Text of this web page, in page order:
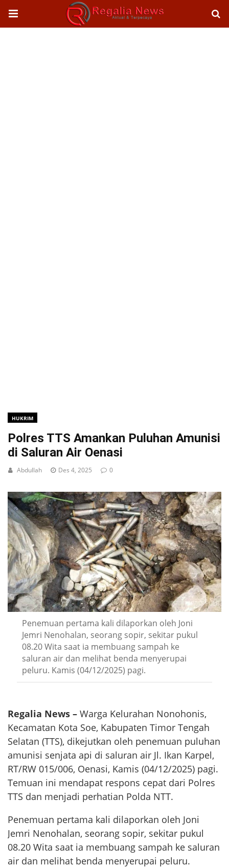
HUKRIM
Polres TTS Amankan Puluhan Amunisi
di Saluran Air Oenasi
Abdullah Des 4, 2025 0
Penemuan pertama kali dilaporkan oleh Joni
Jemri Nenohalan, seorang sopir, sekitar pukul
08.20 Wita saat ia membuang sampah ke
saluran air dan melihat benda menyerupai
peluru. Kamis (04/12/2025) pagi.
Regalia News – Warga Kelurahan Nonohonis,
Kecamatan Kota Soe, Kabupaten Timor Tengah
Selatan (TTS), dikejutkan oleh penemuan puluhan
amunisi senjata api di saluran air Jl. Ikan Karpel,
RT/RW 015/006, Oenasi, Kamis (04/12/2025) pagi.
Temuan ini mendapat respons cepat dari Polres
TTS dan menjadi perhatian Polda NTT.
Penemuan pertama kali dilaporkan oleh Joni
Jemri Nenohalan, seorang sopir, sekitar pukul
08.20 Wita saat ia membuang sampah ke saluran
air dan melihat benda menyerupai peluru.